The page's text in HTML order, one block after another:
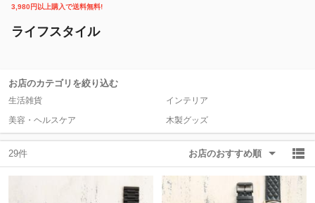
3,980円以上購入で送料無料!
ライフスタイル
お店のカテゴリを絞り込む
生活雑貨
インテリア
美容・ヘルスケア
木製グッズ
29件 お店のおすすめ順
サンキュー配送対象
キーワード
除外ワード
サンキュー配送対象
キーワード
除外ワード